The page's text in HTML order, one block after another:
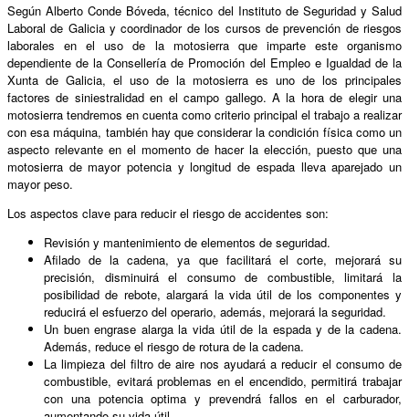
Según Alberto Conde Bóveda, técnico del Instituto de Seguridad y Salud
Laboral de Galicia y coordinador de los cursos de prevención de riesgos
laborales en el uso de la motosierra que imparte este organismo
dependiente de la Consellería de Promoción del Empleo e Igualdad de la
Xunta de Galicia, el uso de la motosierra es uno de los principales
factores de siniestralidad en el campo gallego. A la hora de elegir una
motosierra tendremos en cuenta como criterio principal el trabajo a realizar
con esa máquina, también hay que considerar la condición física como un
aspecto relevante en el momento de hacer la elección, puesto que una
motosierra de mayor potencia y longitud de espada lleva aparejado un
mayor peso.
Los aspectos clave para reducir el riesgo de accidentes son:
Revisión y mantenimiento de elementos de seguridad.
Afilado de la cadena, ya que facilitará el corte, mejorará su
precisión, disminuirá el consumo de combustible, limitará la
posibilidad de rebote, alargará la vida útil de los componentes y
reducirá el esfuerzo del operario, además, mejorará la seguridad.
Un buen engrase alarga la vida útil de la espada y de la cadena.
Además, reduce el riesgo de rotura de la cadena.
La limpieza del filtro de aire nos ayudará a reducir el consumo de
combustible, evitará problemas en el encendido, permitirá trabajar
con una potencia optima y prevendrá fallos en el carburador,